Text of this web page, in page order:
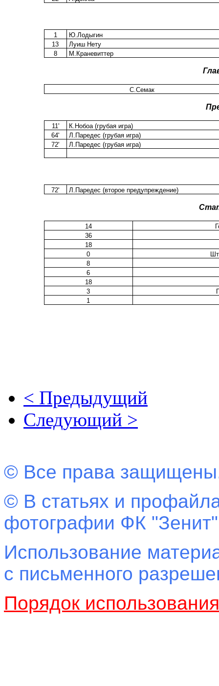
1
Ю.Лодыгин
13
Луиш Нету
8
М.Краневиттер
С.Семак
11'
К.Нобоа (грубая игра)
64'
Л.Паредес (грубая игра)
72'
Л.Паредес (грубая игра)
72' Л.Паредес (второе предупреждение)
14
36
18
0
8
6
18
3
1
< Предыдущий
Следующий >
© Все права
© В статьях и
фотографии ФК
Использование
с письменного
Порядок